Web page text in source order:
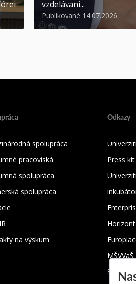
vzdelávani...
Publikované 14.07.2026
spolupráca
pracoviská
spolupráca
spolupráca
na výskum
Odkazy
Press kit
MŠVVaŠ
SRK